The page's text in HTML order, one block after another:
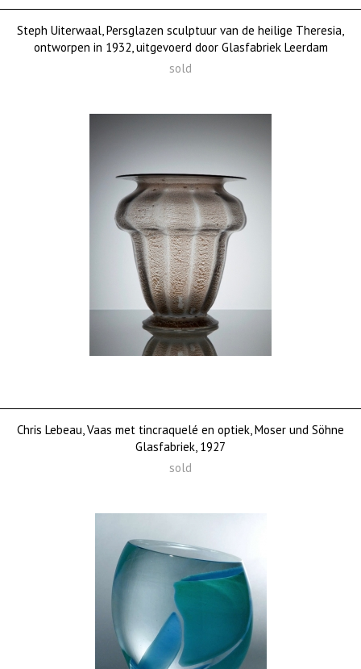
Steph Uiterwaal, Persglazen sculptuur van de heilige Theresia,
ontworpen in 1932, uitgevoerd door Glasfabriek Leerdam
sold
Chris Lebeau, Vaas met tincraquelé en optiek, Moser und Söhne
Glasfabriek, 1927
sold